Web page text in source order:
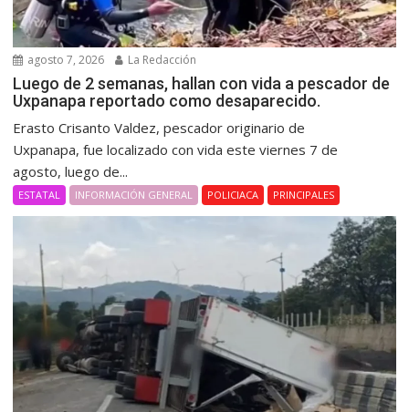
agosto 7, 2026 La Redacción
Luego de 2 semanas, hallan con vida a pescador de
Uxpanapa reportado como desaparecido.
Erasto Crisanto Valdez, pescador originario de
Uxpanapa, fue localizado con vida este viernes 7 de
agosto, luego de...
ESTATAL INFORMACIÓN GENERAL POLICIACA PRINCIPALES